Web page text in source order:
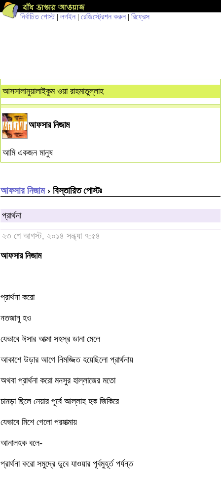
নির্বাচিত পোস্ট| লগইন | রেজিস্ট্রেশন করুন | রিফ্রেস
আসসালামুয়ালাইকুম ওয়া রাহমাতুল্লাহ
আফসার নিজাম
আমি একজন মানুষ
আফসার নিজাম› বিস্তারিত পোস্টঃ
প্রার্থনা
২৩ শে আগস্ট, ২০১৪ সন্ধ্যা ৭:৫৪
আফসার নিজাম
প্রার্থনা করো
নতজানু হও
যেভাবে ঈসার আত্মা সহস্র ডানা মেলে
আকাশে উড়ার আগে নিমজ্জিত হয়েছিলো প্রার্থনায়
অথবা প্রার্থনা করো মনসুর হাল্লাজের মতো
চামড়া ছিলে নেয়ার পূর্বে আল্লাহ হক জিকিরে
যেভাবে মিশে গেলো পরমাত্মায়
আনালহক বলে-
প্রার্থনা করো সমুদ্রে ডুবে যাওয়ার পূর্বমুহূর্ত পর্যন্ত